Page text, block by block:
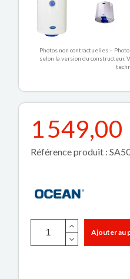
Photos non contractuelles –
selon la version du
1 549,00
Référence produit :
Ajouter au